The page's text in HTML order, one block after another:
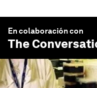
En colaboración con
The